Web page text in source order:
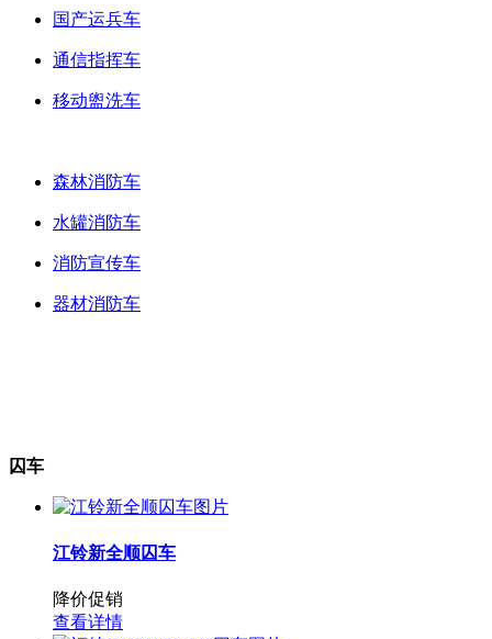
国产运兵车
通信指挥车
移动盥洗车
森林消防车
水罐消防车
消防宣传车
器材消防车
囚车
江铃新全顺囚车
降价促销
查看详情